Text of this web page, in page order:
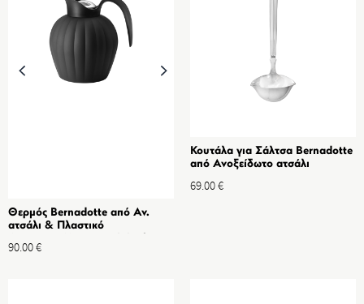
Θερμός Bernadotte από Αν.
ατσάλι & Πλαστικό
Design by Sigvard Bernadotte
90.00€
Κουτάλα για Σάλτσα Bernadotte
από Ανοξείδωτο ατσάλι
69.00€